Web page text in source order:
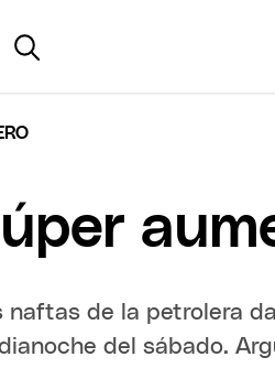
naftas de la petrolera
del sábado.